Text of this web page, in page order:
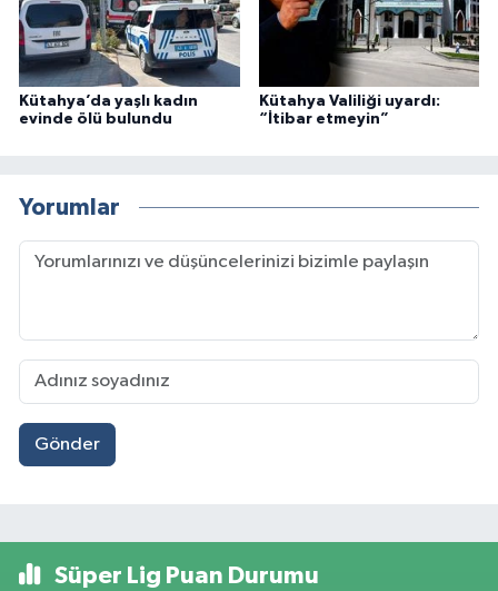
Kütahya’da yaşlı kadın
evinde ölü bulundu
Kütahya Valiliği uyardı:
“İtibar etmeyin”
Yorumlar
Gönder
Süper Lig Puan Durumu